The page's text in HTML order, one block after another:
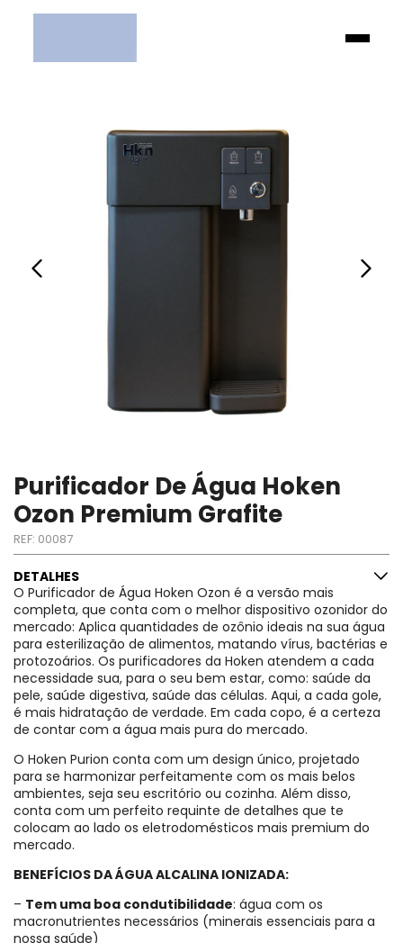
Purificador De Água Hoken
Ozon Premium Grafite
REF: 00087
DETALHES
O Purificador de Água Hoken Ozon é a versão mais
completa, que conta com o melhor dispositivo ozonidor do
mercado: Aplica quantidades de ozônio ideais na sua água
para esterilização de alimentos, matando vírus, bactérias e
protozoários. Os purificadores da Hoken atendem a cada
necessidade sua, para o seu bem estar, como: saúde da
pele, saúde digestiva, saúde das células. Aqui, a cada gole,
é mais hidratação de verdade. Em cada copo, é a certeza
de contar com a água mais pura do mercado.
O Hoken Purion conta com um design único, projetado
para se harmonizar perfeitamente com os mais belos
ambientes, seja seu escritório ou cozinha. Além disso,
conta com um perfeito requinte de detalhes que te
colocam ao lado os eletrodomésticos mais premium do
mercado.
BENEFÍCIOS DA ÁGUA ALCALINA IONIZADA:
– Tem uma boa condutibilidade: água com os
macronutrientes necessários (minerais essenciais para a
nossa saúde)